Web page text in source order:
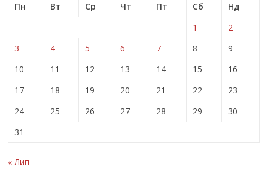
Пн
Вт Ср Чт Пт Сб
Нд
1
2
3
4 5 6 7 8
9
10
11 12 13 14 15
16
17
18 19 20 21 22
23
24
25 26 27 28 29
30
31
« Лип